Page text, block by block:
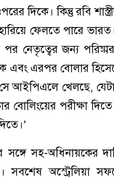
দিকে। কিন্তু রবি
ফেলতে পারে
পর নেতৃত্বের জন্য
এবং এরপর বোলার
আইপিএলে খেলছে,
বোলিংয়ের পরীক্ষা
সহ-অধিনায়কের
সবশেষ অস্ট্রেলিয়া